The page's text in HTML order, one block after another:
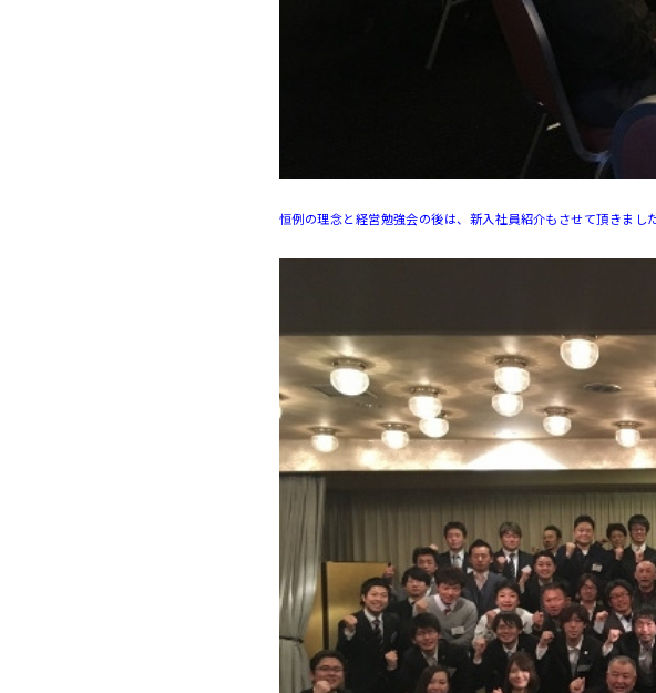
恒例の理念と経営勉強会の後は、新入社員紹介もさせて頂きました